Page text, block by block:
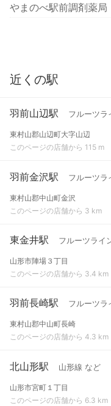
やまのべ駅前調剤薬局
近くの駅
羽前山辺駅 フルーツラ
東村山郡山辺町大字山辺
このページの店舗から 115 m
羽前金沢駅 フルーツラ
東村山郡中山町金沢
このページの店舗から 3 km
東金井駅 フルーツライ
山形市陣場３丁目
このページの店舗から 3.4 km
羽前長崎駅 フルーツラ
東村山郡中山町長崎
このページの店舗から 4.3 km
北山形駅 山形線 など
山形市宮町１丁目
このページの店舗から 6.3 km